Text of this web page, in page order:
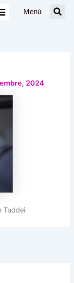
Menú
2024
Taddei